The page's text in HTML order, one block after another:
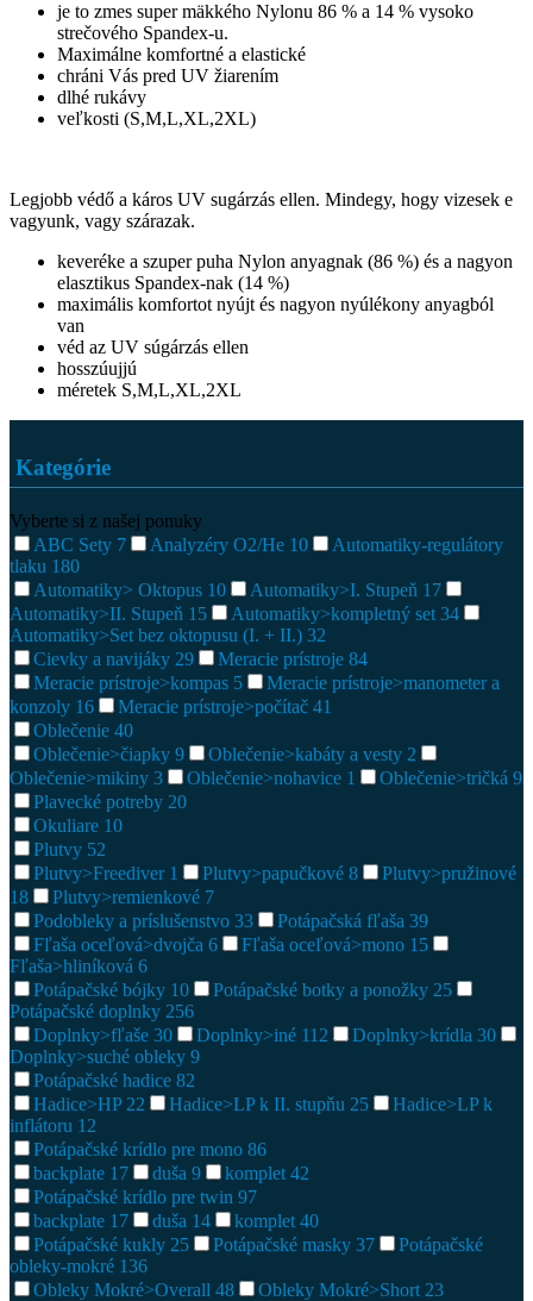
je to zmes super mäkkého Nylonu 86 % a 14 % vysoko
strečového Spandex-u.
Maximálne komfortné a elastické
chráni Vás pred UV žiarením
dlhé rukávy
veľkosti (S,M,L,XL,2XL)
Legjobb védő a káros UV sugárzás ellen. Mindegy, hogy vizesek e
vagyunk, vagy szárazak.
keveréke a szuper puha Nylon anyagnak (86 %) és a nagyon
elasztikus Spandex-nak (14 %)
maximális komfortot nyújt és nagyon nyúlékony anyagból
van
véd az UV súgárzás ellen
hosszúujjú
méretek S,M,L,XL,2XL
Kategórie
Vyberte si z našej ponuky
ABC Sety 7 Analyzéry O2/He 10
Automatiky-regulátory
tlaku 180
Automatiky> Oktopus 10 Automatiky>I. Stupeň 17
Automatiky>II. Stupeň 15 Automatiky>kompletný set 34
Automatiky>Set bez oktopusu (I. + II.) 32
Cievky a navijáky 29 Meracie prístroje 84
Meracie prístroje>kompas 5
Meracie prístroje>manometer a
konzoly 16 Meracie prístroje>počítač 41
Oblečenie 40
Oblečenie>čiapky 9 Oblečenie>kabáty a vesty 2
Oblečenie>mikiny 3 Oblečenie>nohavice 1 Oblečenie>tričká 9
Plavecké potreby 20
Okuliare 10
Plutvy 52
Plutvy>Freediver 1 Plutvy>papučkové 8
Plutvy>pružinové
18
Plutvy>remienkové 7
Podobleky a príslušenstvo 33 Potápačská fľaša 39
Fľaša oceľová>dvojča 6 Fľaša oceľová>mono 15
Fľaša>hliníková 6
Potápačské bójky 10 Potápačské botky a ponožky 25
Potápačské doplnky 256
Doplnky>fľaše 30 Doplnky>iné 112 Doplnky>krídla 30
Doplnky>suché obleky 9
Potápačské hadice 82
Hadice>HP 22 Hadice>LP k II. stupňu 25
Hadice>LP k
inflátoru 12
Potápačské krídlo pre mono 86
backplate 17 duša 9 komplet 42
Potápačské krídlo pre twin 97
backplate 17 duša 14 komplet 40
Potápačské kukly 25 Potápačské masky 37
Potápačské
obleky-mokré 136
Obleky Mokré>Overall 48 Obleky Mokré>Short 23